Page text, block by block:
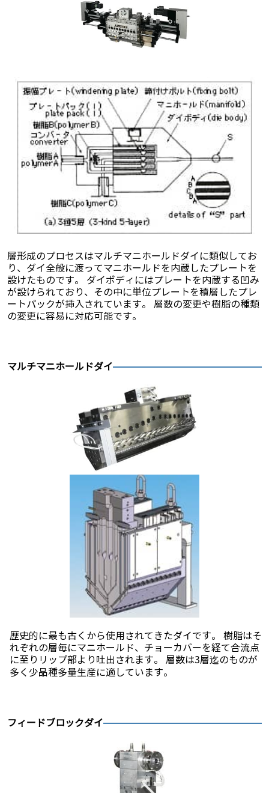
層形成のプロセスはマルチマニホールドダイに類似してお
り、ダイ全般に渡ってマニホールドを内蔵したプレートを
設けたものです。 ダイボディにはプレートを内蔵する凹み
が設けられており、その中に単位プレートを積層したプレ
ートパックが挿入されています。 層数の変更や樹脂の種類
の変更に容易に対応可能です。
マルチマニホールドダイ
歴史的に最も古くから使用されてきたダイです。 樹脂はそ
れぞれの層毎にマニホールド、チョーカバーを経て合流点
に至りリップ部より吐出されます。 層数は3層迄のものが
多く少品種多量生産に適しています。
フィードブロックダイ